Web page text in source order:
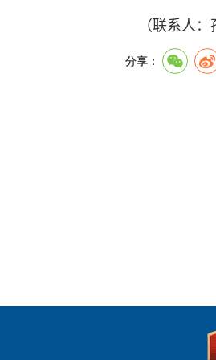
（联系人
分享：